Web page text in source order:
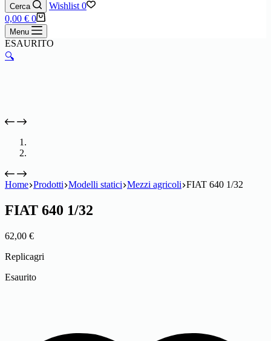
Cerca Wishlist 0
Carrello
0,00 € 0
Menu
ESAURITO
🔍
Home Prodotti Modelli statici Mezzi agricoli FIAT 640 1/32
FIAT 640 1/32
62,00 €
Replicagri
Esaurito